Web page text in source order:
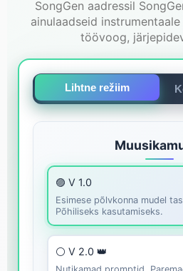
SongGen aadressil
ainulaadseid
töövoog,
Lihtne režiim
🟣 V 1.0
Esimese põlvkonna mudel
Põhiliseks kasutamiseks.
⚪ V 2.0 👑